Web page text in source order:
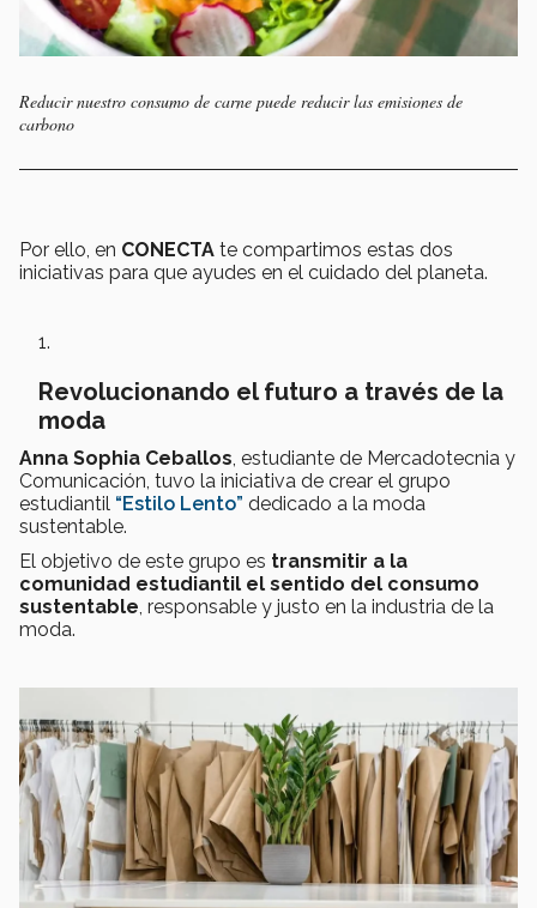
Reducir nuestro consumo de carne puede reducir las emisiones de
carbono
Por ello, en CONECTA te compartimos estas dos
iniciativas para que ayudes en el cuidado del planeta.
Revolucionando el futuro a través de la
moda
Anna Sophia Ceballos, estudiante de Mercadotecnia y
Comunicación, tuvo la iniciativa de crear el grupo
estudiantil “Estilo Lento” dedicado a la moda
sustentable.
El objetivo de este grupo es transmitir a la
comunidad estudiantil el sentido del consumo
sustentable, responsable y justo en la industria de la
moda.